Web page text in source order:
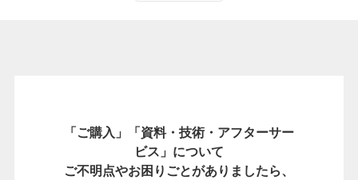
「ご購入」「資料・技術・アフターサー
ビス」について
ご不明点やお困りごとがありましたら、